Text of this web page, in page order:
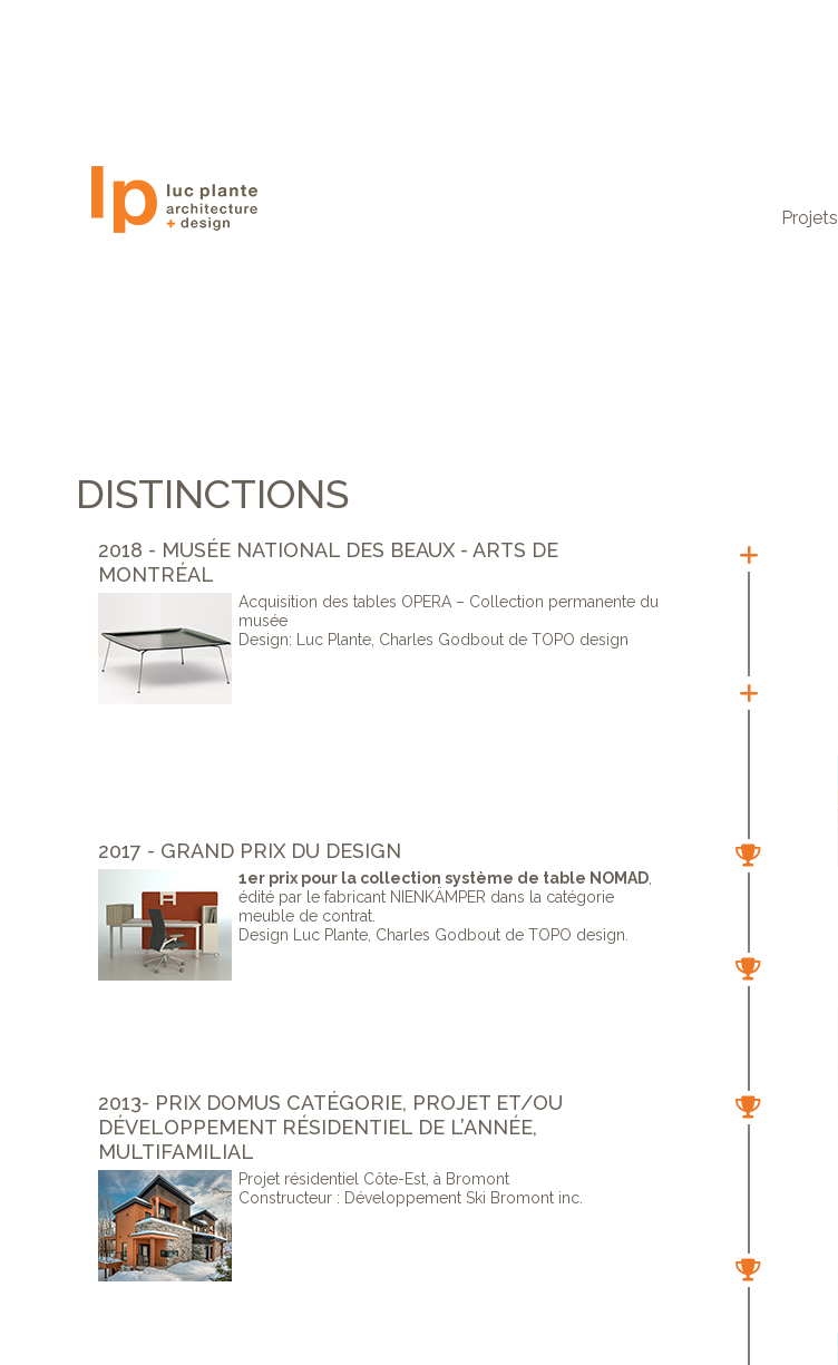
Projets
DISTINCTIONS
2018 - MUSÉE NATIONAL DES BEAUX - ARTS DE
MONTRÉAL
Acquisition des tables OPERA – Collection permanente du
musée
Design: Luc Plante, Charles Godbout de TOPO design
2017 - GRAND PRIX DU DESIGN
1er prix pour la collection système de table NOMAD,
édité par le fabricant NIENKÄMPER dans la catégorie
meuble de contrat.
Design Luc Plante, Charles Godbout de TOPO design.
2013- PRIX DOMUS CATÉGORIE, PROJET ET/OU
DÉVELOPPEMENT RÉSIDENTIEL DE L’ANNÉE,
MULTIFAMILIAL
Projet résidentiel Côte-Est, à Bromont
Constructeur : Développement Ski Bromont inc.